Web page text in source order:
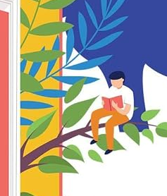
à l’autorité